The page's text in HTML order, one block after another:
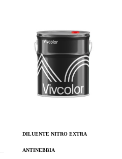
DILUENTE NITRO EXTRA
ANTINEBBIA